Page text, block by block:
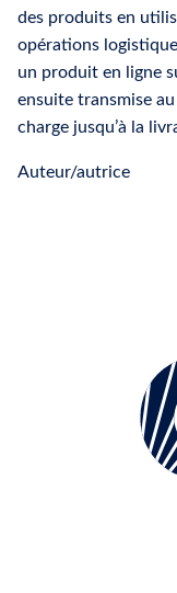
des produits en
opérations
un produit en ligne
ensuite transmise
charge jusqu’à la
Auteur/autrice